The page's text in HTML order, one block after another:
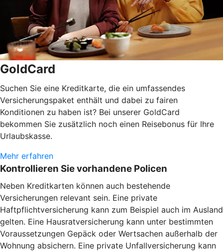
GoldCard
Suchen Sie eine Kreditkarte, die ein umfassendes
Versicherungspaket enthält und dabei zu fairen
Konditionen zu haben ist? Bei unserer GoldCard
bekommen Sie zusätzlich noch einen Reisebonus für Ihre
Urlaubskasse.
Mehr erfahren
Kontrollieren Sie vorhandene Policen
Neben Kreditkarten können auch bestehende
Versicherungen relevant sein. Eine private
Haftpflichtversicherung kann zum Beispiel auch im Ausland
gelten. Eine Hausratversicherung kann unter bestimmten
Voraussetzungen Gepäck oder Wertsachen außerhalb der
Wohnung absichern. Eine private Unfallversicherung kann